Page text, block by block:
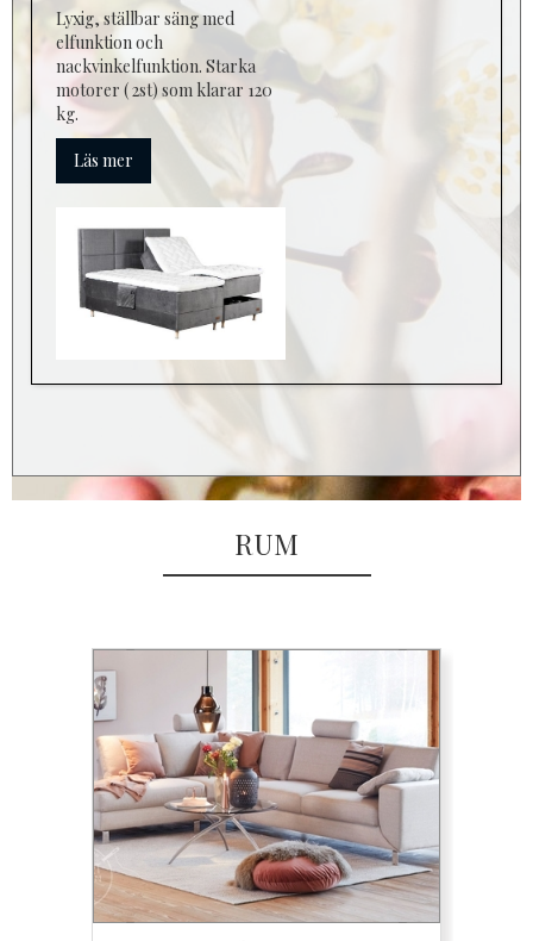
Lyxig, ställbar säng med
elfunktion och
nackvinkelfunktion. Starka
motorer ( 2st) som klarar 120
kg.
Läs mer
RUM